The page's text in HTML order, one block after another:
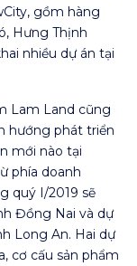
gồm hàng
Hưng Thịnh
nhiều dự án tại
Lam Land cũng
hướng phát triển
mới nào tại
phía doanh
quý I/2019 sẽ
Đồng Nai và dự
Long An. Hai dự
cơ cấu sản phẩm